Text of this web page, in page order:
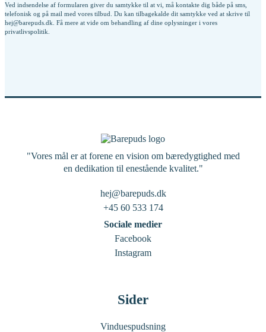
Ved indsendelse af formularen giver du samtykke til at vi, må kontakte dig både på sms,
telefonisk og på mail med vores tilbud. Du kan tilbagekalde dit samtykke ved at skrive til
hej@barepuds.dk. Få mere at vide om behandling af dine oplysninger i vores
privatlivspolitik
"Vores mål er at forene en vision om bæredygtighed med
en dedikation til enestående kvalitet."
hej@barepuds.dk
+45 60 533 174
Sociale medier
Facebook
Instagram
Sider
Vinduespudsning